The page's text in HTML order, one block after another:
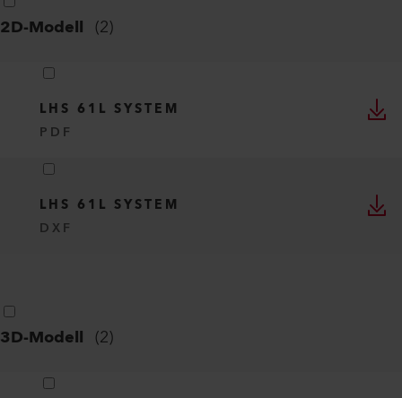
2D-Modell (2)
LHS 61L SYSTEM
PDF
LHS 61L SYSTEM
DXF
3D-Modell (2)